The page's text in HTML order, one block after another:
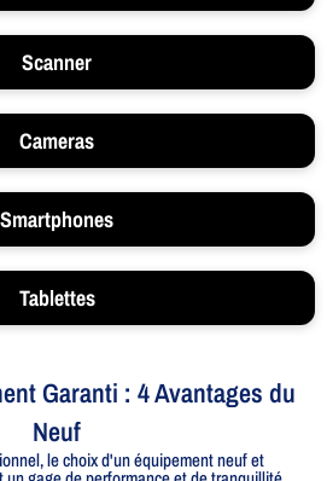
Scanner
Cameras
Smartphones
Tablettes
Garanti : 4 Avantages du
Neuf
le choix d'un équipement neuf et